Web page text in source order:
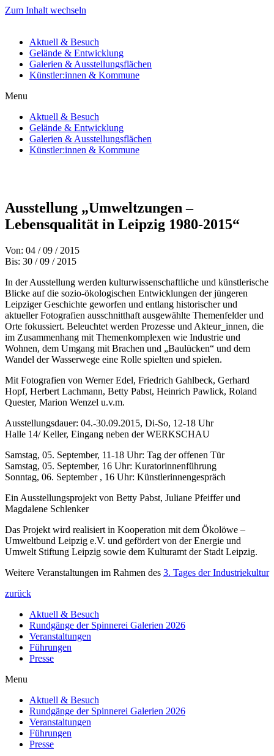
Zum Inhalt wechseln
Aktuell & Besuch
Gelände & Entwicklung
Galerien & Ausstellungsflächen
Künstler:innen & Kommune
Menu
Aktuell & Besuch
Gelände & Entwicklung
Galerien & Ausstellungsflächen
Künstler:innen & Kommune
Ausstellung „Umweltzungen –
Lebensqualität in Leipzig 1980-2015“
Von: 04 / 09 / 2015
Bis: 30 / 09 / 2015
In der Ausstellung werden kulturwissenschaftliche und künstlerische
Blicke auf die sozio-ökologischen Entwicklungen der jüngeren
Leipziger Geschichte geworfen und entlang historischer und
aktueller Fotografien ausschnitthaft ausgewählte Themenfelder und
Orte fokussiert. Beleuchtet werden Prozesse und Akteur_innen, die
im Zusammenhang mit Themenkomplexen wie Industrie und
Wohnen, dem Umgang mit Brachen und „Baulücken“ und dem
Wandel der Wasserwege eine Rolle spielten und spielen.
Mit Fotografien von Werner Edel, Friedrich Gahlbeck, Gerhard
Hopf, Herbert Lachmann, Betty Pabst, Heinrich Pawlick, Roland
Quester, Marion Wenzel u.v.m.
Ausstellungsdauer: 04.-30.09.2015, Di-So, 12-18 Uhr
Halle 14/ Keller, Eingang neben der WERKSCHAU
Samstag, 05. September, 11-18 Uhr: Tag der offenen Tür
Samstag, 05. September, 16 Uhr: Kuratorinnenführung
Sonntag, 06. September , 16 Uhr: Künstlerinnengespräch
Ein Ausstellungsprojekt von Betty Pabst, Juliane Pfeiffer und
Magdalene Schlenker
Das Projekt wird realisiert in Kooperation mit dem Ökolöwe –
Umweltbund Leipzig e.V. und gefördert von der Energie und
Umwelt Stiftung Leipzig sowie dem Kulturamt der Stadt Leipzig.
Weitere Veranstaltungen im Rahmen des 3. Tages der Industriekultur
zurück
Aktuell & Besuch
Rundgänge der Spinnerei Galerien 2026
Veranstaltungen
Führungen
Presse
Menu
Aktuell & Besuch
Rundgänge der Spinnerei Galerien 2026
Veranstaltungen
Führungen
Presse